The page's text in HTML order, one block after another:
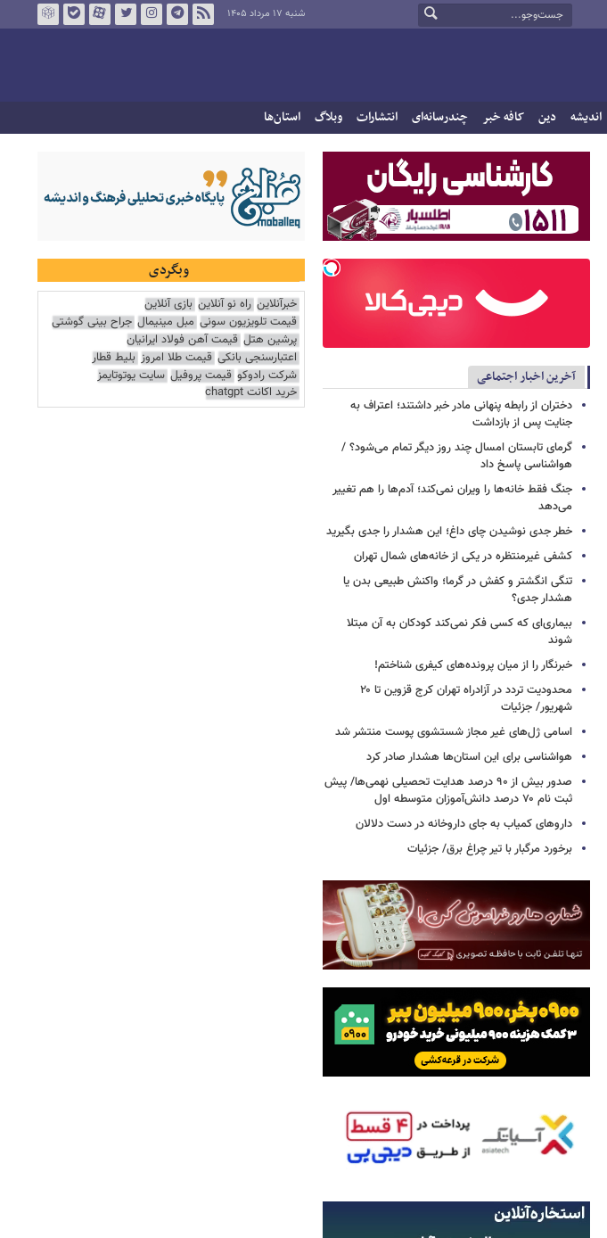
شنبه ۱۷ مرداد ۱۴۰۵
اندیشه دین کافه خبر چندرسانه‌ای انتشارات وبلاگ استان‌ها
آخرین اخبار اجتماعی
دختران از رابطه پنهانی مادر خبر داشتند؛ اعتراف به
جنایت پس از بازداشت
گرمای تابستان امسال چند روز دیگر تمام می‌شود؟ /
هواشناسی پاسخ داد
جنگ فقط خانه‌ها را ویران نمی‌کند؛ آدم‌ها را هم تغییر
می‌دهد
خطر جدی نوشیدن چای داغ؛ این هشدار را جدی بگیرید
کشفی غیرمنتظره در یکی از خانه‌های شمال تهران
تنگی انگشتر و کفش در گرما؛ واکنش طبیعی بدن یا
هشدار جدی؟
بیماری‌ای که کسی فکر نمی‌کند کودکان به آن مبتلا
شوند
خبرنگار را از میان پرونده‌های کیفری شناختم!
محدودیت تردد در آزادراه تهران کرج قزوین تا ۲۰
شهریور/ جزئیات
اسامی ژل‌های غیر مجاز شستشوی پوست منتشر شد
هواشناسی برای این استان‌ها هشدار صادر کرد
صدور بیش از ۹۰ درصد هدایت تحصیلی نهمی‌ها/ پیش
ثبت نام ۷۰ درصد دانش‌آموزان متوسطه اول
داروهای کمیاب به جای داروخانه در دست دلالان
برخورد مرگبار با تیر چراغ برق/ جزئیات
وبگردی
خبرآنلاین راه نو آنلاین بازی آنلاین
قیمت تلویزیون سونی مبل مینیمال جراح بینی گوشتی
پرشین هتل قیمت آهن فولاد ایرانیان
اعتبارسنجی بانکی قیمت طلا امروز بلیط قطار
شرکت رادوکو قیمت پروفیل سایت یوتوتایمز
خرید اکانت chatgpt